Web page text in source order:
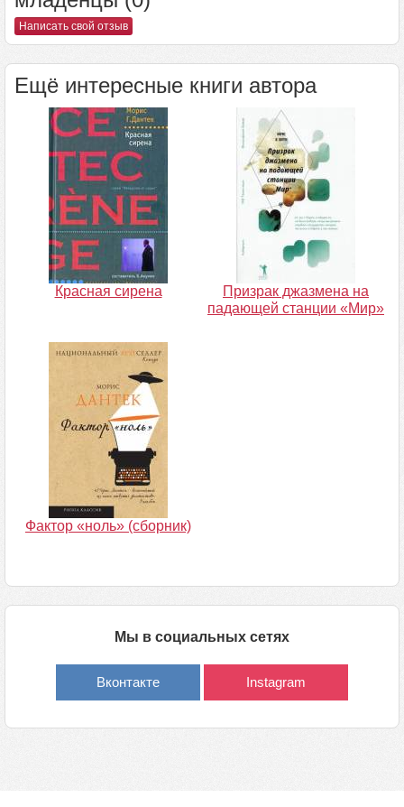
Написать свой отзыв
Ещё интересные книги автора
Красная сирена
Призрак джазмена на
падающей станции «Мир»
Фактор «ноль» (сборник)
Мы в социальных сетях
Вконтакте Instagram